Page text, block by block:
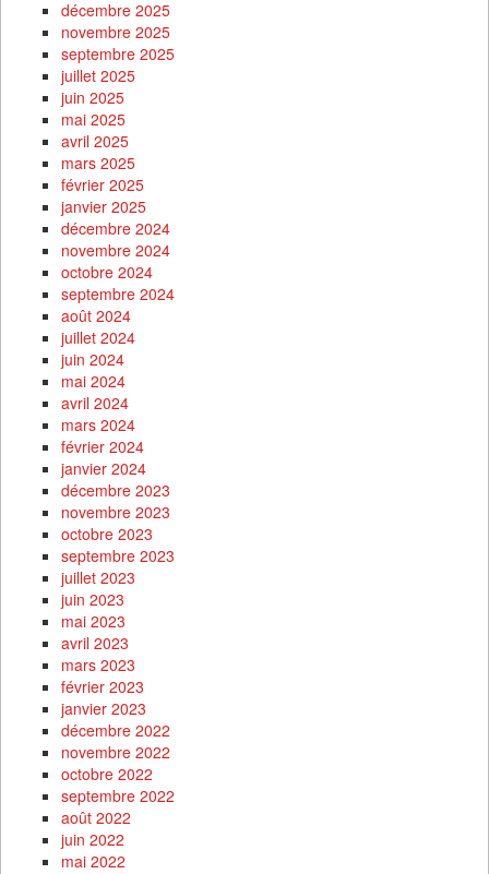
décembre 2025
novembre 2025
septembre 2025
juillet 2025
juin 2025
mai 2025
avril 2025
mars 2025
février 2025
janvier 2025
décembre 2024
novembre 2024
octobre 2024
septembre 2024
août 2024
juillet 2024
juin 2024
mai 2024
avril 2024
mars 2024
février 2024
janvier 2024
décembre 2023
novembre 2023
octobre 2023
septembre 2023
juillet 2023
juin 2023
mai 2023
avril 2023
mars 2023
février 2023
janvier 2023
décembre 2022
novembre 2022
octobre 2022
septembre 2022
août 2022
juin 2022
mai 2022